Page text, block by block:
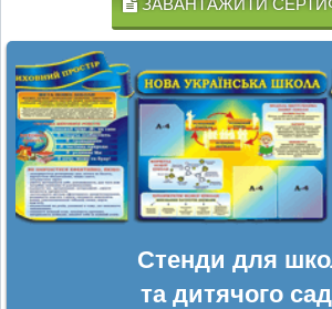
ЗАВАНТАЖИТИ
Стенди для
та дитячого